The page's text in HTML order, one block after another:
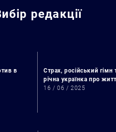
редакції
в
Страх, російський гімн
річна українка про
16 / 06 / 2025